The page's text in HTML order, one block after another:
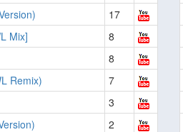
17
Mix]
8
8
Remix)
7
3
2